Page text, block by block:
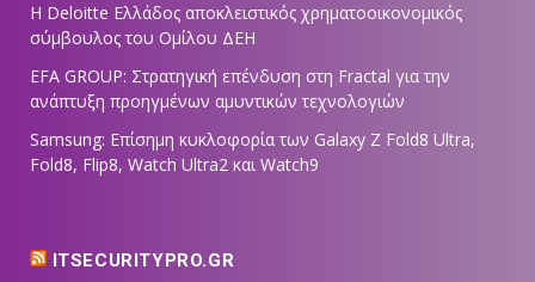
Η Deloitte Ελλάδος αποκλειστικός χρηματοοικονομικός
σύμβουλος του Ομίλου ΔΕΗ
EFA GROUP: Στρατηγική επένδυση στη Fractal για την
ανάπτυξη προηγμένων αμυντικών τεχνολογιών
Samsung: Επίσημη κυκλοφορία των Galaxy Z Fold8 Ultra,
Fold8, Flip8, Watch Ultra2 και Watch9
ITSECURITYPRO.GR